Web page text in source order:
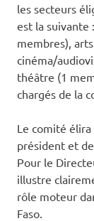
les secteurs
est la suivante
membres),
cinéma/
théâtre (1
chargés de la
Le comité
président et
Pour le
illustre
rôle moteur
Faso.